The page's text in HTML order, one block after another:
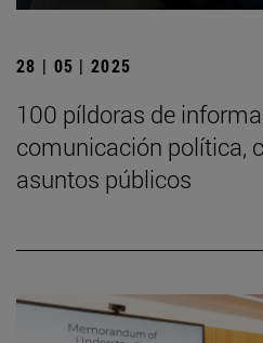
28 | 05 | 2025
100 píldoras de
comunicación política,
asuntos públicos